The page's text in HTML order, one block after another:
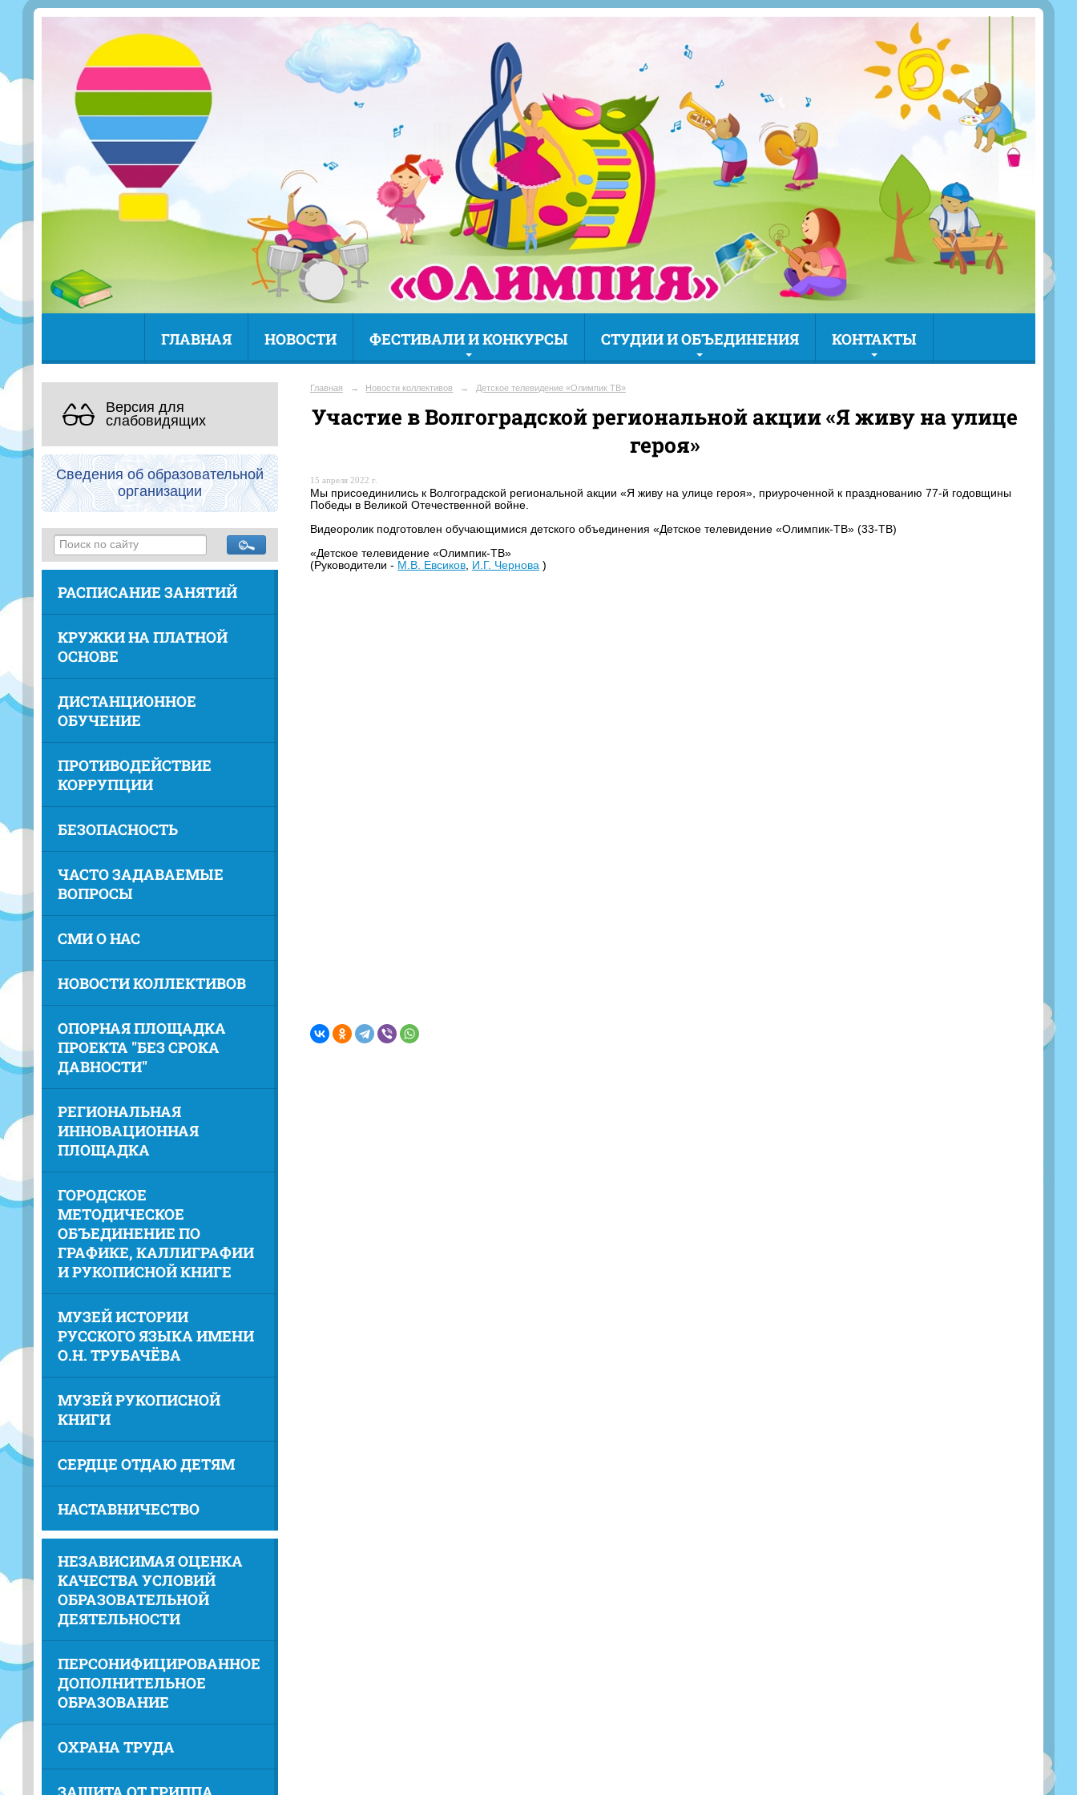
ГЛАВНАЯ НОВОСТИ ФЕСТИВАЛИ И КОНКУРСЫ СТУДИИ И ОБЪЕДИНЕНИЯ КОНТАКТЫ
Версия для
слабовидящих
Сведения об образовательной
организации
РАСПИСАНИЕ ЗАНЯТИЙ
КРУЖКИ НА ПЛАТНОЙ
ОСНОВЕ
ДИСТАНЦИОННОЕ
ОБУЧЕНИЕ
ПРОТИВОДЕЙСТВИЕ
КОРРУПЦИИ
БЕЗОПАСНОСТЬ
ЧАСТО ЗАДАВАЕМЫЕ
ВОПРОСЫ
СМИ О НАС
НОВОСТИ КОЛЛЕКТИВОВ
ОПОРНАЯ ПЛОЩАДКА
ПРОЕКТА "БЕЗ СРОКА
ДАВНОСТИ"
РЕГИОНАЛЬНАЯ
ИННОВАЦИОННАЯ
ПЛОЩАДКА
ГОРОДСКОЕ
МЕТОДИЧЕСКОЕ
ОБЪЕДИНЕНИЕ ПО
ГРАФИКЕ, КАЛЛИГРАФИИ
И РУКОПИСНОЙ КНИГЕ
МУЗЕЙ ИСТОРИИ
РУССКОГО ЯЗЫКА ИМЕНИ
О.Н. ТРУБАЧЁВА
МУЗЕЙ РУКОПИСНОЙ
КНИГИ
СЕРДЦЕ ОТДАЮ ДЕТЯМ
НАСТАВНИЧЕСТВО
НЕЗАВИСИМАЯ ОЦЕНКА
КАЧЕСТВА УСЛОВИЙ
ОБРАЗОВАТЕЛЬНОЙ
ДЕЯТЕЛЬНОСТИ
ПЕРСОНИФИЦИРОВАННОЕ
ДОПОЛНИТЕЛЬНОЕ
ОБРАЗОВАНИЕ
ОХРАНА ТРУДА
Главная → Новости коллективов → Детское телевидение «Олимпик ТВ»
Участие в Волгоградской региональной акции «Я живу на улице
героя»
15 апреля 2022 г.
Мы присоединились к Волгоградской региональной акции «Я живу на улице героя», приуроченной к празднованию 77-й годовщины
Победы в Великой Отечественной войне.
Видеоролик подготовлен обучающимися детского объединения «Детское телевидение «Олимпик-ТВ» (33-ТВ)
«Детское телевидение «Олимпик-ТВ»
(Руководители - М.В. Евсиков И.Г. Чернова )